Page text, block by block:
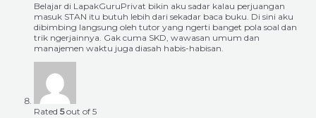
Belajar di LapakGuruPrivat bikin aku sadar kalau perjuangan
masuk STAN itu butuh lebih dari sekadar baca buku. Di sini aku
dibimbing langsung oleh tutor yang ngerti banget pola soal dan
trik ngerjainnya. Gak cuma SKD, wawasan umum dan
manajemen waktu juga diasah habis-habisan.
Rated 5out of 5